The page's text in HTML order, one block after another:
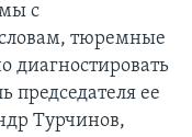
с
тюремные
диагностировать
председателя ее
Турчинов,